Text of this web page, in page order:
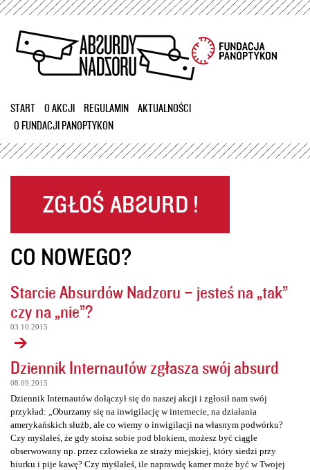
Przejdź
treści
START O AKCJI REGULAMIN
AKTUALNOŚCI
O FUNDACJI PANOPTYKON
CO NOWEGO?
Starcie Absurdów Nadzoru – jesteś na „tak”
czy na „nie”?
03.10.2015
Dziennik Internautów zgłasza swój absurd
08.09.2015
Dziennik Internautów dołączył się do naszej akcji i zgłosił nam swój
przykład: „Oburzamy się na inwigilację w internecie, na działania
amerykańskich służb, ale co wiemy o inwigilacji na własnym podwórku?
Czy myślałeś, że gdy stoisz sobie pod blokiem, możesz być ciągle
obserwowany np. przez człowieka ze straży miejskiej, który siedzi przy
biurku i pije kawę? Czy myślałeś, ile naprawdę kamer może być w Twojej